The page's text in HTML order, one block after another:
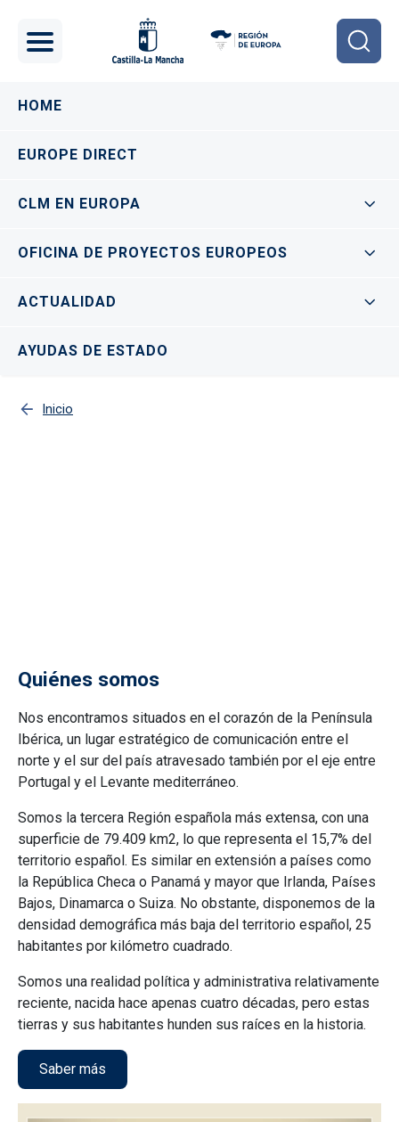
Navegación principal
HOME
EUROPE DIRECT
CLM EN EUROPA
OFICINA DE PROYECTOS EUROPEOS
ACTUALIDAD
AYUDAS DE ESTADO
Inicio
Quiénes somos
Nos encontramos situados en el corazón de la Península
Ibérica, un lugar estratégico de comunicación entre el
norte y el sur del país atravesado también por el eje entre
Portugal y el Levante mediterráneo.
Somos la tercera Región española más extensa, con una
superficie de 79.409 km2, lo que representa el 15,7% del
territorio español. Es similar en extensión a países como
la República Checa o Panamá y mayor que Irlanda, Países
Bajos, Dinamarca o Suiza. No obstante, disponemos de la
densidad demográfica más baja del territorio español, 25
habitantes por kilómetro cuadrado.
Somos una realidad política y administrativa relativamente
reciente, nacida hace apenas cuatro décadas, pero estas
tierras y sus habitantes hunden sus raíces en la historia.
Saber más